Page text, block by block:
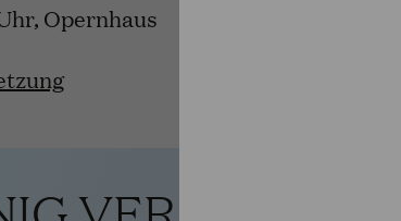
Opernhaus